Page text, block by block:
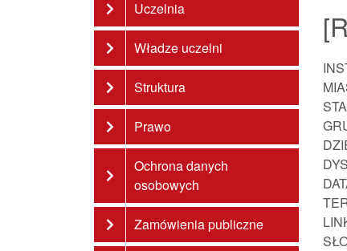
Uczelnia
Władze uczelni
Struktura
Prawo
Ochrona danych
osobowych
Zamówienia publiczne